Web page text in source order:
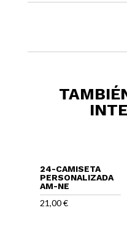
24-CAMISETA
PERSONALIZADA
AM-NE
21,00€